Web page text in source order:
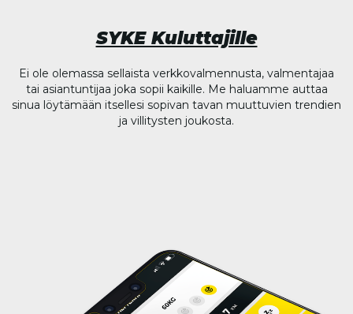
SYKE Kuluttajille
Ei ole olemassa sellaista verkkovalmennusta, valmentajaa
tai asiantuntijaa joka sopii kaikille. Me haluamme auttaa
sinua löytämään itsellesi sopivan tavan muuttuvien trendien
ja villitysten joukosta.